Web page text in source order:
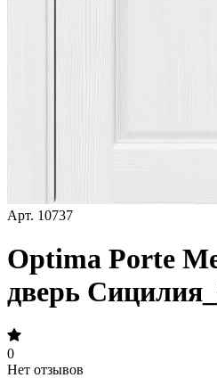
Арт. 10737
Optima Porte
дверь
0
Нет отзывов